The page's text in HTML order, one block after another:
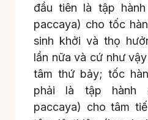
đầu tiên là tập hành
paccaya) cho tốc
sinh khởi và thọ
lần nữa và cứ như
tâm thứ bảy; tốc
phải là tập hành
paccaya) cho tâm